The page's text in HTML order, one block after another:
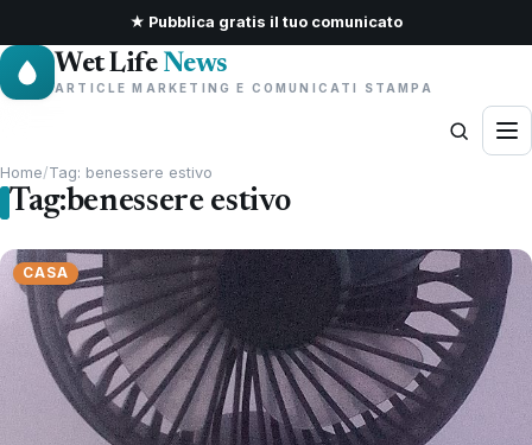
★ Pubblica gratis il tuo comunicato
Wet Life News
ARTICLE MARKETING E COMUNICATI STAMPA
Home/Tag: benessere estivo
Tag:benessere estivo
CASA